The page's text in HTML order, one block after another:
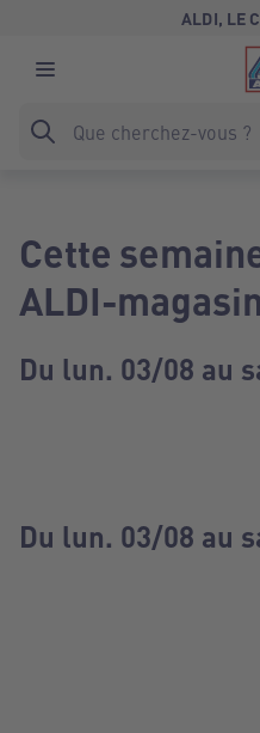
ALDI, LE
Cette
ALDI-magasin
Du lun. 03/08 au
Du lun. 03/08 au